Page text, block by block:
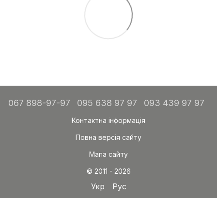
067 898-97-97 095 638 97 97 093 439 97 97
Контактна інформація
Повна версія сайту
Мапа сайту
© 2011 - 2026
Укр Рус